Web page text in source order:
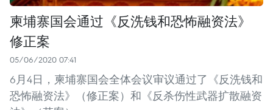
柬埔寨国会通过《反洗钱和恐怖融资法》
修正案
05/06/2020 07:41
6月4日，柬埔寨国会全体会议审议通过了《反洗钱和
恐怖融资法》（修正案）和《反杀伤性武器扩散融资